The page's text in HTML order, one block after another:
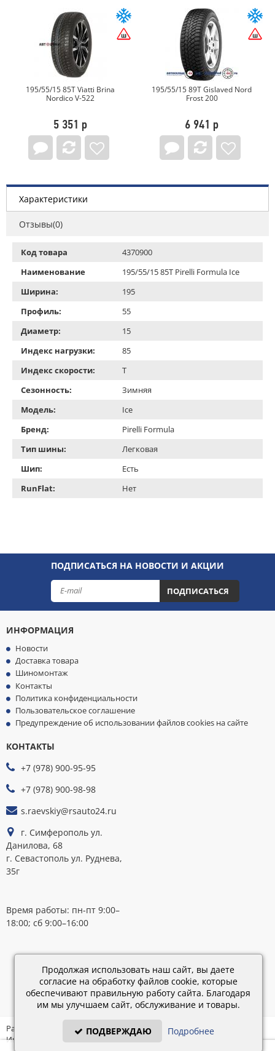
195/55/15 85T Viatti Brina
Nordico V-522
5 351 р
195/55/15 89T Gislaved Nord
Frost 200
6 941 р
Характеристики
Отзывы(0)
Код товара
4370900
Наименование
195/55/15 85T Pirelli Formula Ice
Ширина:
195
Профиль:
55
Диаметр:
15
Индекс нагрузки:
85
Индекс скорости:
T
Сезонность:
Зимняя
Модель:
Ice
Бренд:
Pirelli Formula
Тип шины:
Легковая
Шип:
Есть
RunFlat:
Нет
ПОДПИСАТЬСЯ НА НОВОСТИ И АКЦИИ
ПОДПИСАТЬСЯ
ИНФОРМАЦИЯ
Новости
Доставка товара
Шиномонтаж
Контакты
Политика конфиденциальности
Пользовательское соглашение
Предупреждение об использовании файлов cookies на сайте
КОНТАКТЫ
+7 (978) 900-95-95
+7 (978) 900-98-98
s.raevskiy@rsauto24.ru
г. Симферополь ул.
Данилова, 68
г. Севастополь ул. Руднева,
35г
Время работы: пн-пт 9:00–
18:00; сб 9:00–16:00
Каталог
28.02.2019
15:45
Разработка: «IT - Консультант» ©
Интернет-магазин на платформе «Электронный заказ» ©
Продолжая использовать наш сайт, вы даете
согласие на обработку файлов cookie, которые
обеспечивают правильную работу сайта. Благодаря
им мы улучшаем сайт, обслуживание и товары.
ПОДВЕРЖДАЮ Подробнее